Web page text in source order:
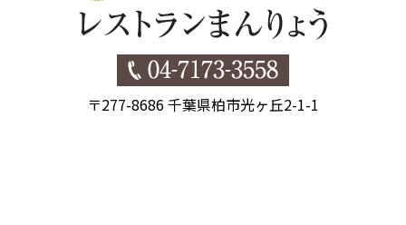
〒277-8686 千葉県柏市光ヶ丘2-1-1